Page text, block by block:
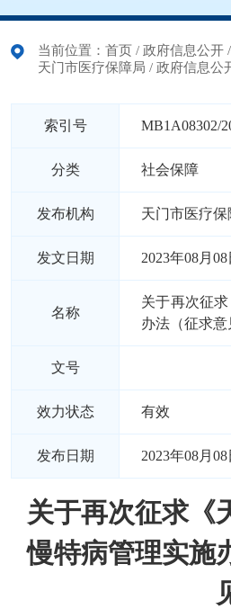
当前位置： 首页 / 政府信息公开 /
天门市医疗保障局 / 政府信息公
索引号 MB1A08302/
分类 社会保障
发布机构 天门市医疗保
发文日期 2023年08月08
名称
关于再次征
办法（征求
文号
效力状态 有效
发布日期 2023年08月08
关于再次征求《
慢特病管理实施